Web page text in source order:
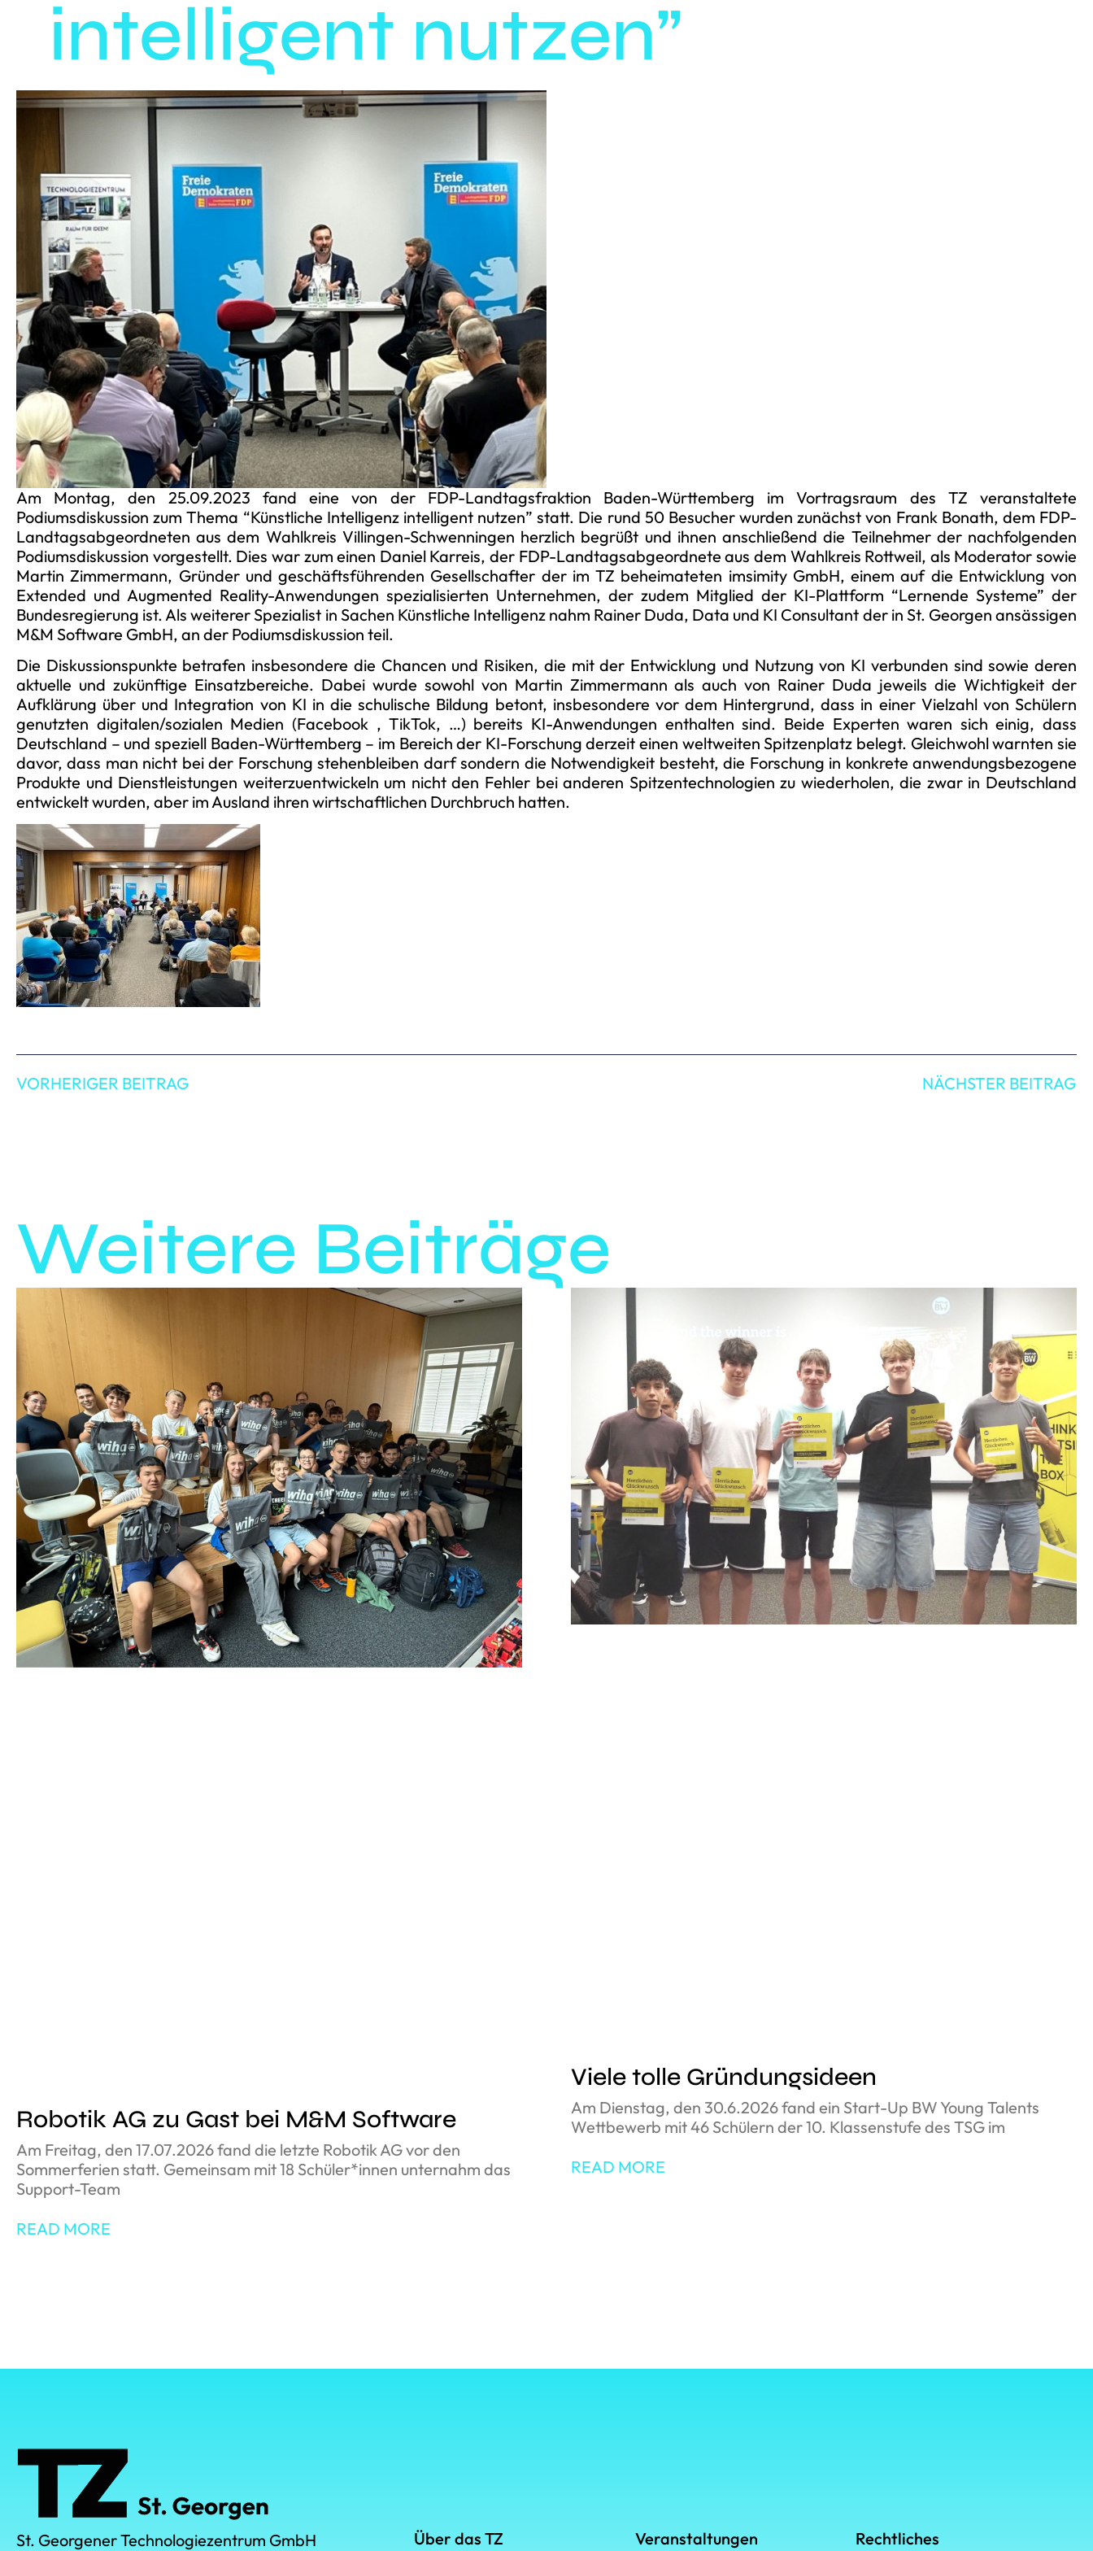
intelligent nutzen”
Am Montag, den 25.09.2023 fand eine von der FDP-Landtagsfraktion Baden-Württemberg im Vortragsraum des TZ veranstaltete
Podiumsdiskussion zum Thema “Künstliche Intelligenz intelligent nutzen” statt. Die rund 50 Besucher wurden zunächst von Frank Bonath, dem FDP-
Landtagsabgeordneten aus dem Wahlkreis Villingen-Schwenningen herzlich begrüßt und ihnen anschließend die Teilnehmer der nachfolgenden
Podiumsdiskussion vorgestellt. Dies war zum einen Daniel Karreis, der FDP-Landtagsabgeordnete aus dem Wahlkreis Rottweil, als Moderator sowie
Martin Zimmermann, Gründer und geschäftsführenden Gesellschafter der im TZ beheimateten imsimity GmbH, einem auf die Entwicklung von
Extended und Augmented Reality-Anwendungen spezialisierten Unternehmen, der zudem Mitglied der KI-Plattform “Lernende Systeme” der
Bundesregierung ist. Als weiterer Spezialist in Sachen Künstliche Intelligenz nahm Rainer Duda, Data und KI Consultant der in St. Georgen ansässigen
M&M Software GmbH, an der Podiumsdiskussion teil.
Die Diskussionspunkte betrafen insbesondere die Chancen und Risiken, die mit der Entwicklung und Nutzung von KI verbunden sind sowie deren
aktuelle und zukünftige Einsatzbereiche. Dabei wurde sowohl von Martin Zimmermann als auch von Rainer Duda jeweils die Wichtigkeit der
Aufklärung über und Integration von KI in die schulische Bildung betont, insbesondere vor dem Hintergrund, dass in einer Vielzahl von Schülern
genutzten digitalen/sozialen Medien (Facebook , TikTok, …) bereits KI-Anwendungen enthalten sind. Beide Experten waren sich einig, dass
Deutschland – und speziell Baden-Württemberg – im Bereich der KI-Forschung derzeit einen weltweiten Spitzenplatz belegt. Gleichwohl warnten sie
davor, dass man nicht bei der Forschung stehenbleiben darf sondern die Notwendigkeit besteht, die Forschung in konkrete anwendungsbezogene
Produkte und Dienstleistungen weiterzuentwickeln um nicht den Fehler bei anderen Spitzentechnologien zu wiederholen, die zwar in Deutschland
entwickelt wurden, aber im Ausland ihren wirtschaftlichen Durchbruch hatten.
VORHERIGER BEITRAG NÄCHSTER BEITRAG
Weitere Beiträge
Robotik AG zu Gast bei M&M Software
Am Freitag, den 17.07.2026 fand die letzte Robotik AG vor den
Sommerferien statt. Gemeinsam mit 18 Schüler*innen unternahm das
Support-Team
READ MORE
Viele tolle Gründungsideen
Am Dienstag, den 30.6.2026 fand ein Start-Up BW Young Talents
Wettbewerb mit 46 Schülern der 10. Klassenstufe des TSG im
READ MORE
St. Georgener Technologiezentrum GmbH Über das TZ Veranstaltungen Rechtliches